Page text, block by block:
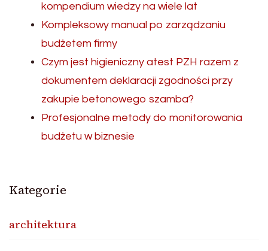
kompendium wiedzy na wiele lat
Kompleksowy manual po zarządzaniu
budżetem firmy
Czym jest higieniczny atest PZH razem z
dokumentem deklaracji zgodności przy
zakupie betonowego szamba?
Profesjonalne metody do monitorowania
budżetu w biznesie
Kategorie
architektura